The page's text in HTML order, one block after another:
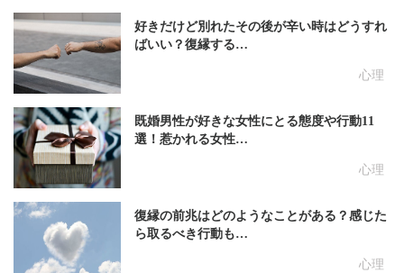
心理
好きだけど別れたその後が辛い時はどうすれ
ばいい？復縁する…
心理
既婚男性が好きな女性にとる態度や行動11
選！惹かれる女性…
心理
復縁の前兆はどのようなことがある？感じた
ら取るべき行動も…